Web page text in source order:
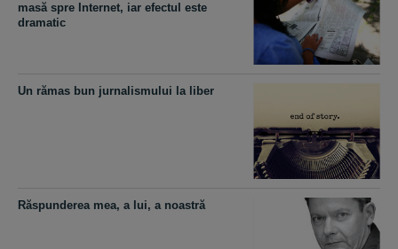
masă spre Internet, iar efectul este
dramatic
Un rămas bun jurnalismului la liber
Răspunderea mea, a lui, a noastră